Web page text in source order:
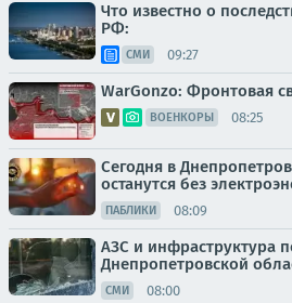
Что известно о
РФ:
СМИ 09:27
WarGonzo: Фронтовая
ВОЕНКОРЫ 08:25
Сегодня в
останутся без
ПАБЛИКИ 08:09
АЗС и инфраструктура
Днепропетровской
СМИ 08:00